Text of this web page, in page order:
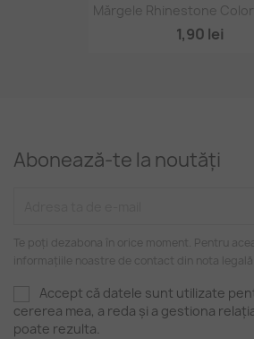
Mărgele Rhinestone
1,90 lei
Abonează-te la noutăți
Te poți dezabona în orice moment. Pentru
informațiile noastre de contact din nota legală.
Accept că datele sunt utilizate
cererea mea, a reda și a gestiona
poate rezulta.